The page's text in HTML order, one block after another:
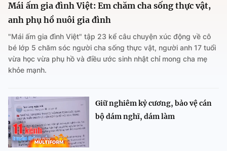
Mái ấm gia đình Việt: Em chăm cha sống thực vật,
anh phụ hồ nuôi gia đình
"Mái ấm gia đình Việt" tập 23 kể câu chuyện xúc động về cô
bé lớp 5 chăm sóc người cha sống thực vật, người anh 17 tuổi
vừa học vừa phụ hồ và điều ước sinh nhật chỉ mong cha mẹ
khỏe mạnh.
Giữ nghiêm kỷ cương, bảo vệ cán
bộ dám nghĩ, dám làm